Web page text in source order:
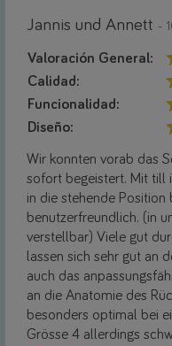
Jannis und Annett -
Valoración General:
Calidad:
Funcionalidad:
Diseño:
Wir konnten vorab das
sofort begeistert. Mit till
in die stehende
benutzerfreundlich. (in
verstellbar) Viele gut
lassen sich sehr gut an
auch das
an die Anatomie des
besonders optimal bei
Grösse 4 allerdings